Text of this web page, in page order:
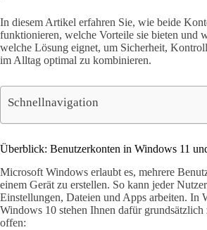
In diesem Artikel erfahren Sie, wie beide
funktionieren, welche Vorteile sie bieten und
welche Lösung eignet, um Sicherheit,
im Alltag optimal zu kombinieren.
Schnellnavigation
Überblick: Benutzerkonten in Windows 11
Microsoft Windows erlaubt es, mehrere
einem Gerät zu erstellen. So kann jeder
Einstellungen, Dateien und Apps arbeiten. In
Windows 10 stehen Ihnen dafür grundsätzlich
offen: